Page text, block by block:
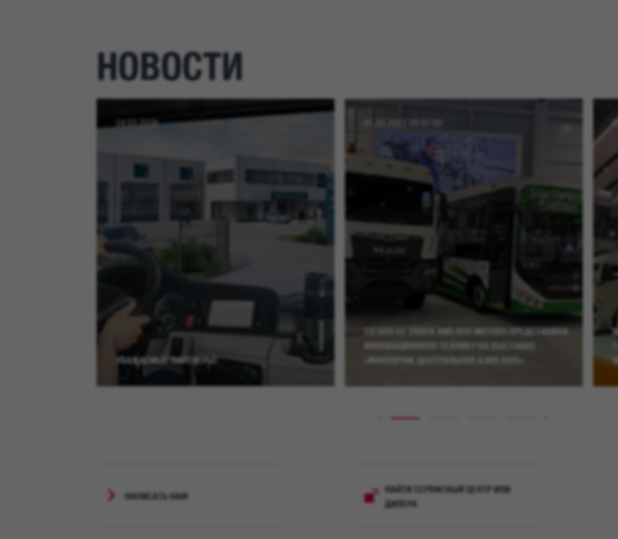
НОВОСТИ
24.03.2026
УВАЖАЕМЫЕ ПАРТНЕРЫ!
СП ООО UZ TRUCK AND BUS MOTORS ПРЕДСТАВИЛА
ИННОВАЦИОННУЮ ТЕХНИКУ НА ВЫСТАВКЕ
«ИННОПРОМ. ЦЕНТРАЛЬНАЯ АЗИЯ 2025»
НАПИСАТЬ НАМ
НАЙТИ СЕРВИСНЫЙ ЦЕНТР ИЛИ
ДИЛЕРА